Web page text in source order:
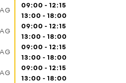
09:00 - 12:15
13:00 - 18:00
09:00 - 12:15
13:00 - 18:00
09:00 - 12:15
13:00 - 18:00
09:00 - 12:15
13:00 - 18:00